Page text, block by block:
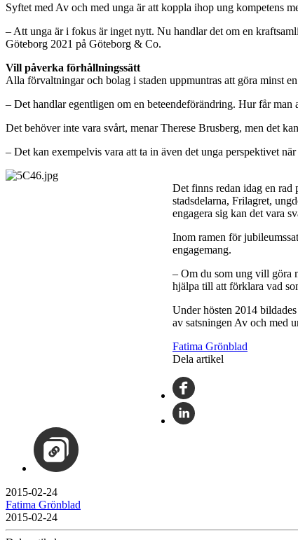
Syftet med Av och med unga är att koppla ihop ung kompetens
– Att unga är i fokus är inget nytt. Nu handlar det om en
Göteborg 2021 på Göteborg & Co.
Vill påverka förhållningssätt
Alla förvaltningar och bolag i staden uppmuntras att göra minst
– Det handlar egentligen om en beteendeförändring. Hur får man
Det behöver inte vara svårt, menar Therese Brusberg, men det
– Det kan exempelvis vara att ta in även det unga perspektivet
Det finns redan idag en rad
stadsdelarna, Frilagret,
engagera sig kan det vara
Inom ramen för
engagemang.
– Om du som ung vill göra
hjälpa till att förklara vad
Under hösten 2014
av satsningen Av och med
Fatima Grönblad
Dela artikel
2015-02-24
Fatima Grönblad
2015-02-24